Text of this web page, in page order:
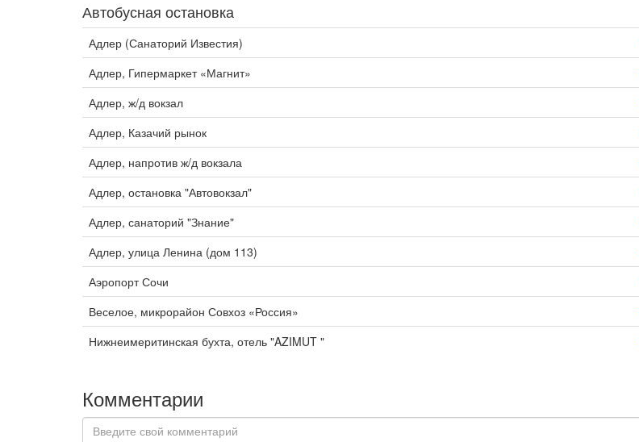
Автобусная остановка
Адлер (Санаторий Известия)
Адлер, Гипермаркет «Магнит»
Адлер, ж/д вокзал
Адлер, Казачий рынок
Адлер, напротив ж/д вокзала
Адлер, остановка "Автовокзал"
Адлер, санаторий "Знание"
Адлер, улица Ленина (дом 113)
Аэропорт Сочи
Веселое, микрорайон Совхоз «Россия»
Нижнеимеритинская бухта, отель "AZIMUT "
Комментарии